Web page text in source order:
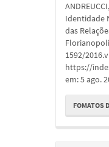
artigo
Identidade
das
1592/
https://
em: 5 ago.
FOMATOS